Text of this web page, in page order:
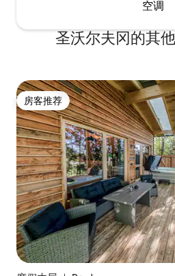
空调
圣沃尔夫冈的其
房客推荐
房客推荐